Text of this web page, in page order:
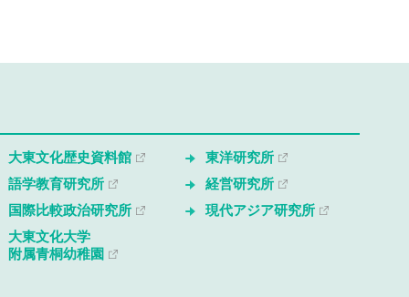
大東文化歴史資料館
東洋研究所
語学教育研究所
経営研究所
国際比較政治研究所
現代アジア研究所
大東文化大学
附属青桐幼稚園